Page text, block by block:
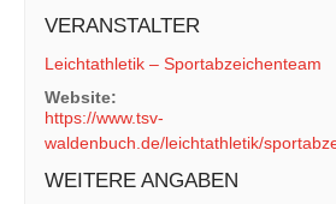
VERANSTALTER
Leichtathletik – Sportabzeichenteam
Website:
https://www.tsv-
waldenbuch.de/leichtathletik/
WEITERE ANGABEN